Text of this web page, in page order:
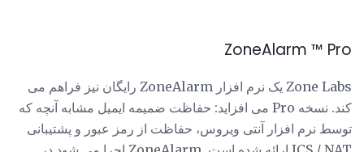
ZoneAlarm ™ Pro
Zone Labs یک نرم افزار ZoneAlarm رایگان نیز فراهم می
کند. نسخه Pro می افزاید: حفاظت ضمیمه ایمیل مشابه آنچه که
توسط نرم افزار آنتی ویروس، حفاظت از رمز عبور و پشتیبانی